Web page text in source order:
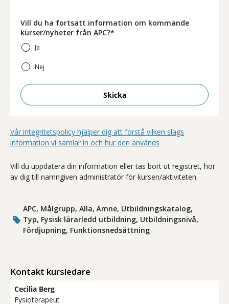
Vill du ha fortsatt information om kommande
kurser/nyheter från APC?*
Ja
Nej
Skicka
Vår integritetspolicy hjälper dig att förstå vilken slags
information vi samlar in och hur den används
Vill du uppdatera din information eller tas bort ut registret, hör
av dig till namngiven administratör för kursen/aktiviteten.
APC, Målgrupp, Alla, Ämne, Utbildningskatalog,
Typ, Fysisk lärarledd utbildning, Utbildningsnivå,
Fördjupning, Funktionsnedsättning
Kontakt kursledare
Cecilia Berg
Fysioterapeut